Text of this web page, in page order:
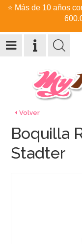
⭐ Más de 10 años
Volver
Boquilla
Stadter